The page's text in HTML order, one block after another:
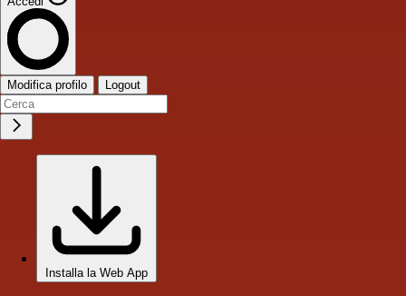
Modifica profilo Logout
Installa la Web App